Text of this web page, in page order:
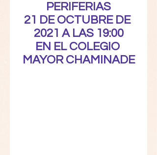
PERIFERIAS
21 DE OCTUBRE DE
2021 A LAS 19:00
EN EL COLEGIO
MAYOR CHAMINADE